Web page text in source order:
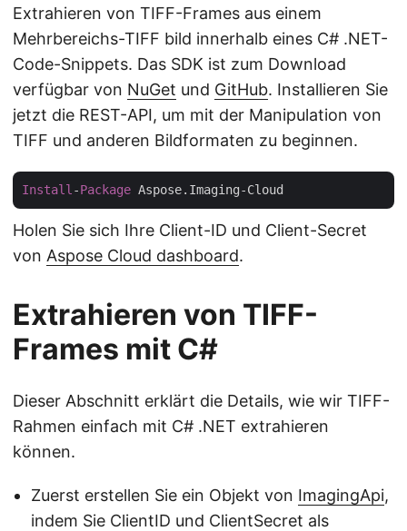
Extrahieren von TIFF-Frames aus einem
Mehrbereichs-TIFF bild innerhalb eines C# .NET-
Code-Snippets. Das SDK ist zum Download
verfügbar von NuGet und GitHub. Installieren Sie
jetzt die REST-API, um mit der Manipulation von
TIFF und anderen Bildformaten zu beginnen.
Install -Package
Holen Sie sich Ihre Client-ID und Client-Secret
von Aspose Cloud dashboard.
Extrahieren von TIFF-
Frames mit C#
Dieser Abschnitt erklärt die Details, wie wir TIFF-
Rahmen einfach mit C# .NET extrahieren
können.
Zuerst erstellen Sie ein Objekt von ImagingApi,
indem Sie ClientID und ClientSecret als